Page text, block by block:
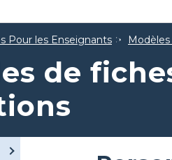
Pour les Enseignants Modèles
de